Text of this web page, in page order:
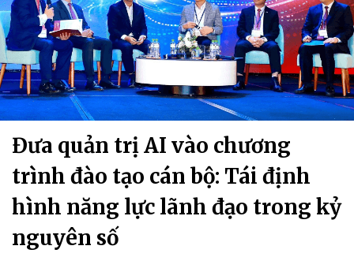
Đưa quản trị AI vào chương
trình đào tạo cán bộ: Tái định
hình năng lực lãnh đạo trong kỷ
nguyên số